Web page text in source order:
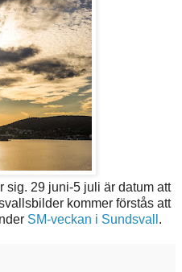
sig. 29 juni-5 juli är datum att
kommer förstås att
SM-veckan i Sundsvall .